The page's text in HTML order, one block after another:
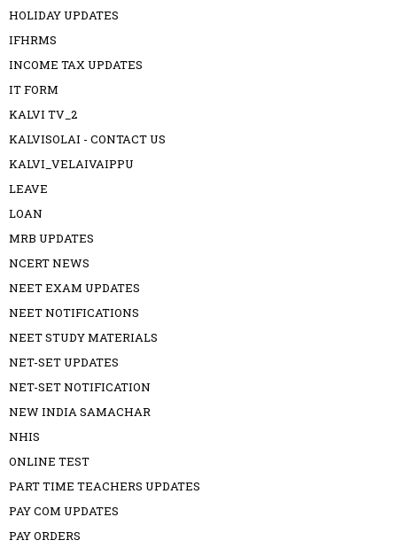
HOLIDAY UPDATES
IFHRMS
INCOME TAX UPDATES
IT FORM
KALVI TV_2
KALVISOLAI - CONTACT US
KALVI_VELAIVAIPPU
LEAVE
LOAN
MRB UPDATES
NCERT NEWS
NEET EXAM UPDATES
NEET NOTIFICATIONS
NEET STUDY MATERIALS
NET-SET UPDATES
NET-SET NOTIFICATION
NEW INDIA SAMACHAR
NHIS
ONLINE TEST
PART TIME TEACHERS UPDATES
PAY COM UPDATES
PAY ORDERS